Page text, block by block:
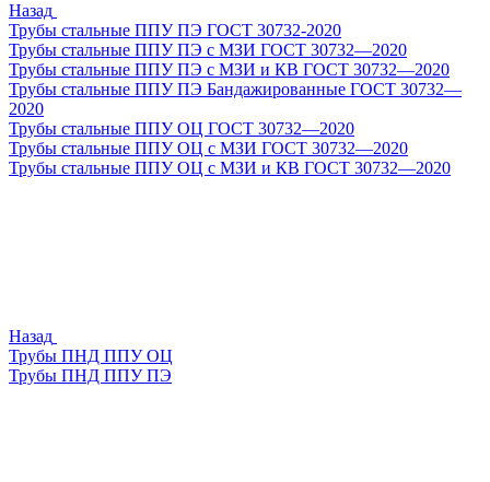
Назад
Трубы стальные ППУ ПЭ ГОСТ 30732-2020
Трубы стальные ППУ ПЭ с МЗИ ГОСТ 30732—2020
Трубы стальные ППУ ПЭ с МЗИ и КВ ГОСТ 30732—2020
Трубы стальные ППУ ПЭ Бандажированные ГОСТ 30732—
2020
Трубы стальные ППУ ОЦ ГОСТ 30732—2020
Трубы стальные ППУ ОЦ с МЗИ ГОСТ 30732—2020
Трубы стальные ППУ ОЦ с МЗИ и КВ ГОСТ 30732—2020
Назад
Трубы ПНД ППУ ОЦ
Трубы ПНД ППУ ПЭ